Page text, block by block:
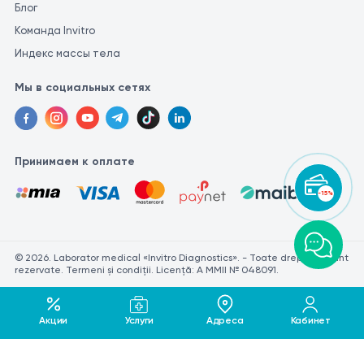
-15%
Блог
Команда Invitro
Индекс массы тела
Мы в социальных сетях
Принимаем к оплате
© 2026. Laborator medical «Invitro Diagnostics». - Toate drepturile sunt
rezervate. Termeni și condiții. Licență: A MMII № 048091.
Акции Услуги Адреса Кабинет